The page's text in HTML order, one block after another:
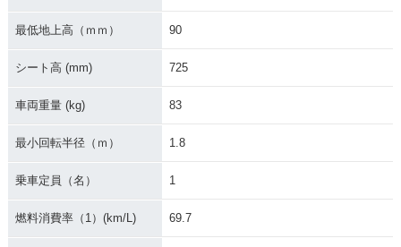
特別・限定仕様
マイナーチェンジ
最低地上高（ｍｍ） 90
シート高 (mm) 725
車両重量 (kg) 83
最小回転半径（ｍ） 1.8
乗車定員（名） 1
燃料消費率（1）(km/L) 69.7